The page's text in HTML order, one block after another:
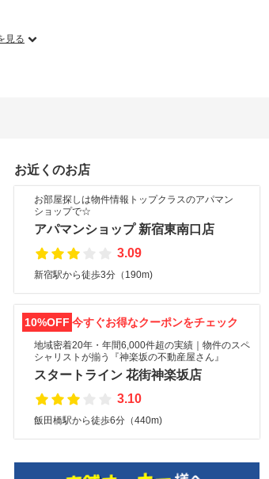
見る
お近くのお店
お部屋探しは物件情報トップクラスのアパマン
ショップで☆
アパマンショップ 新宿東南口店
3.09
新宿駅から徒歩3分（190m)
10%OFF 今すぐお得なクーポンをチェック
地域密着20年・年間6,000件超の実績｜物件のスペ
シャリストが揃う『神楽坂の不動産屋さん』
スタートライン 花街神楽坂店
3.10
飯田橋駅から徒歩6分（440m)